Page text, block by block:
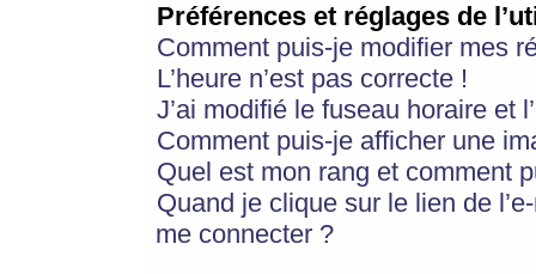
Préférences et réglages de
Comment puis-je modifier mes
L’heure n’est pas correcte !
J’ai modifié le fuseau horaire et
Comment puis-je afficher une
Quel est mon rang et comment
Quand je clique sur le lien de
me connecter ?